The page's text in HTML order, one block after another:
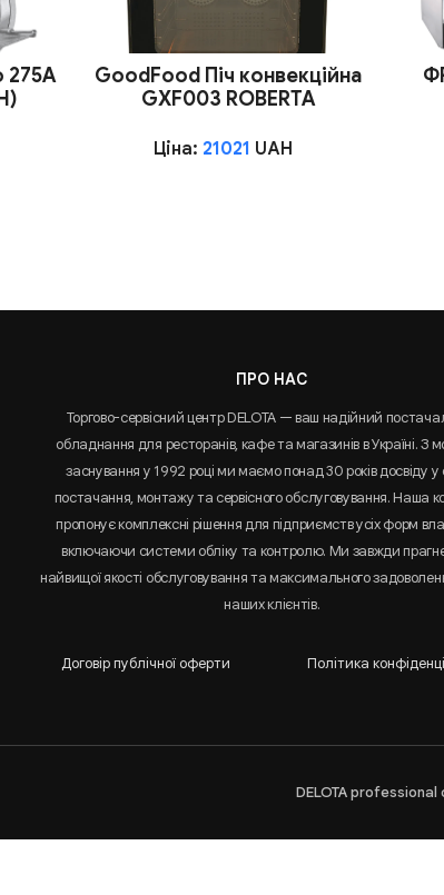
275A
GoodFood Піч конвекційна
GXF003 ROBERTA
Ціна: 21021 UAH
ПРО НАС
Торгово-сервісний центр DELOTA — ваш надійний
обладнання для ресторанів, кафе та магазинів в Україні. З
заснування у 1992 році ми маємо понад 30 років досвіду у
постачання, монтажу та сервісного обслуговування. Наша
пропонує комплексні рішення для підприємств усіх форм
включаючи системи обліку та контролю. Ми завжди
найвищої якості обслуговування та максимального
наших клієнтів.
Договір публічної оферти Політика
DELOTA